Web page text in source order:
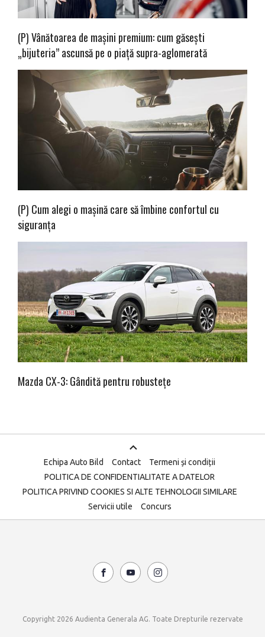
(P) Vânătoarea de mașini premium: cum găsești
„bijuteria” ascunsă pe o piață supra-aglomerată
(P) Cum alegi o mașină care să îmbine confortul cu
siguranța
Mazda CX-3: Gândită pentru robustețe
Echipa Auto Bild Contact
Termeni și condiții
POLITICA DE CONFIDENTIALITATE A DATELOR
POLITICA PRIVIND COOKIES SI ALTE TEHNOLOGII SIMILARE
Servicii utile
Concurs
Copyright 2026 Audienta Generala AG. Toate Drepturile rezervate